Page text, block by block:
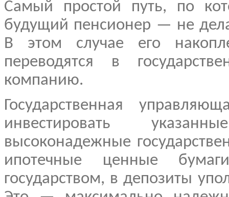
Самый простой путь, по
будущий пенсионер — не
В этом случае его
переводятся в
компанию.
Государственная
инвестировать
высоконадежные
ипотечные ценные
государством, в депозиты